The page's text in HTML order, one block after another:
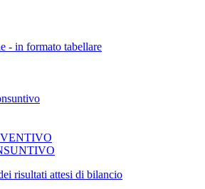
- in formato tabellare
risultati attesi di bilancio